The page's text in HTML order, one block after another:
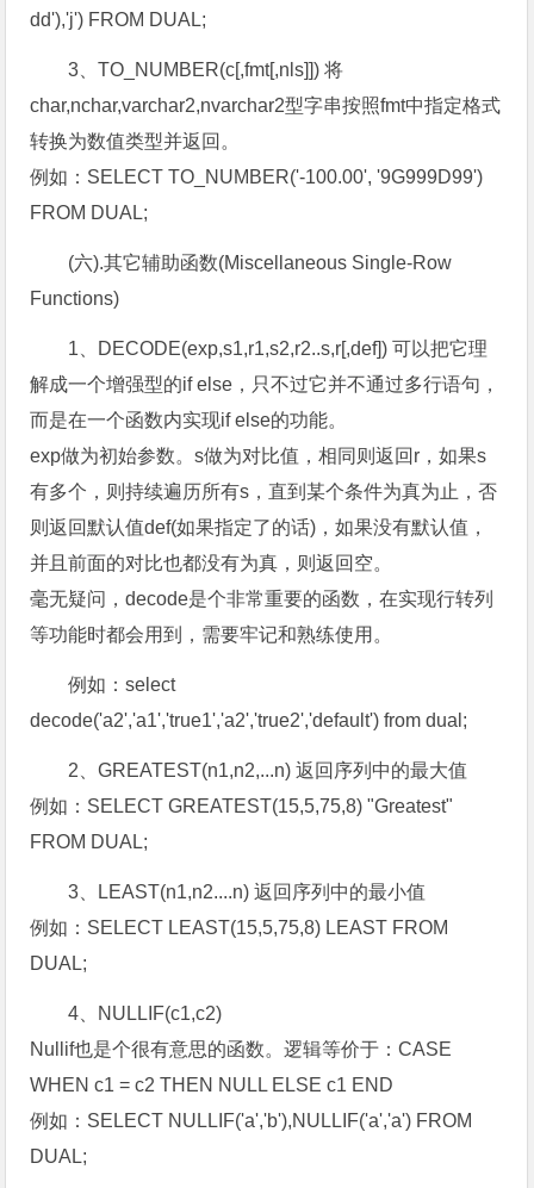
dd'),'j') FROM DUAL;
3、TO_NUMBER(c[,fmt[,nls]]) 将
char,nchar,varchar2,nvarchar2型字串按照fmt中指定格式
转换为数值类型并返回。
例如：SELECT TO_NUMBER('-100.00', '9G999D99')
FROM DUAL;
(六).其它辅助函数(Miscellaneous Single-Row
Functions)
1、DECODE(exp,s1,r1,s2,r2..s,r[,def]) 可以把它理
解成一个增强型的if else，只不过它并不通过多行语句，
而是在一个函数内实现if else的功能。
exp做为初始参数。s做为对比值，相同则返回r，如果s
有多个，则持续遍历所有s，直到某个条件为真为止，否
则返回默认值def(如果指定了的话)，如果没有默认值，
并且前面的对比也都没有为真，则返回空。
毫无疑问，decode是个非常重要的函数，在实现行转列
等功能时都会用到，需要牢记和熟练使用。
例如：select
decode('a2','a1','true1','a2','true2','default') from dual;
2、GREATEST(n1,n2,...n) 返回序列中的最大值
例如：SELECT GREATEST(15,5,75,8) "Greatest"
FROM DUAL;
3、LEAST(n1,n2....n) 返回序列中的最小值
例如：SELECT LEAST(15,5,75,8) LEAST FROM
DUAL;
4、NULLIF(c1,c2)
Nullif也是个很有意思的函数。逻辑等价于：CASE
WHEN c1 = c2 THEN NULL ELSE c1 END
例如：SELECT NULLIF('a','b'),NULLIF('a','a') FROM
DUAL;